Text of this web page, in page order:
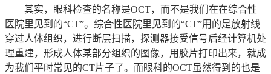
其实，眼科检查的名称是OCT，而不是我们在在综合性
医院里见到的“CT”。综合性医院里见到的“CT”用的是放射线
穿过人体组织，进行断层扫描，探测器接受信号后经计算机处
理重建，形成人体某部分组织的图像，用胶片打印出来，就成
为我们平时常见的CT片子了。而眼科的OCT虽然得到的也是